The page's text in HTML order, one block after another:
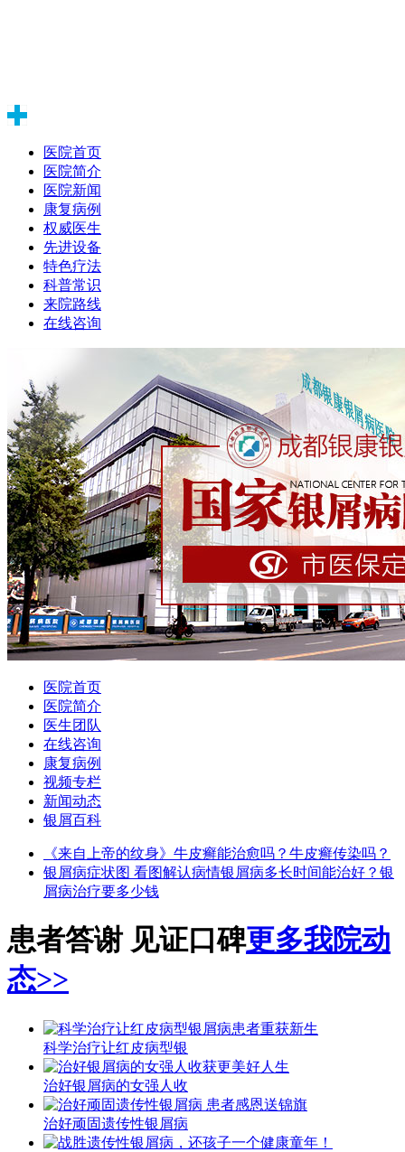
医院首页
医院简介
医院新闻
康复病例
权威医生
先进设备
特色疗法
科普常识
来院路线
在线咨询
医院首页
医院简介
医生团队
在线咨询
康复病例
视频专栏
新闻动态
银屑百科
《来自上帝的纹身》 牛皮癣能治愈吗？ 牛皮癣传染吗？
银屑病症状图 看图解认病情银屑病多长时间能治好？ 银
屑病治疗要多少钱
患者答谢 见证口碑更多我院动
态>>
科学治疗让红皮病型银
治好银屑病的女强人收
治好顽固遗传性银屑病